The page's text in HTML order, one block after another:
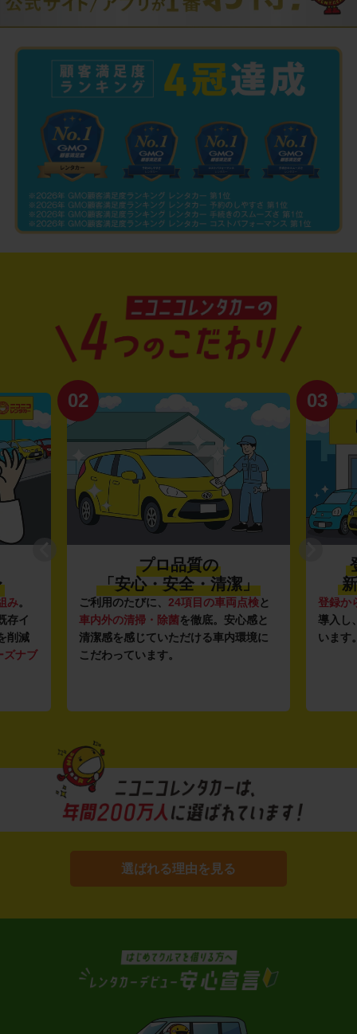
み。
存イ
削減
ズナブ
02
プロ品質の
「安心・安全・清潔」
ご利用のたびに、 24項目の車両点検と
車内外の清掃・除菌を徹底。安心感と
清潔感を感じていただける車内環境に
こだわっています。
03
登録か
導入し
います
選ばれる理由を見る